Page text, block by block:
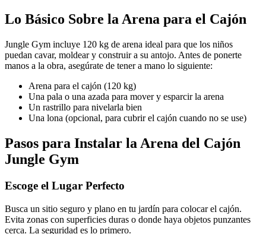
Lo Básico Sobre la Arena para el Cajón
Jungle Gym incluye 120 kg de arena ideal para que los niños
puedan cavar, moldear y construir a su antojo. Antes de ponerte
manos a la obra, asegúrate de tener a mano lo siguiente:
Arena para el cajón (120 kg)
Una pala o una azada para mover y esparcir la arena
Un rastrillo para nivelarla bien
Una lona (opcional, para cubrir el cajón cuando no se use)
Pasos para Instalar la Arena del Cajón
Jungle Gym
Escoge el Lugar Perfecto
Busca un sitio seguro y plano en tu jardín para colocar el cajón.
Evita zonas con superficies duras o donde haya objetos punzantes
cerca. La seguridad es lo primero.